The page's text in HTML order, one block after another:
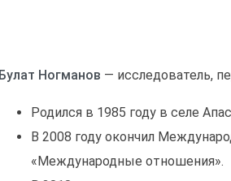
Булат Ногманов — исследователь,
Родился в 1985 году в селе
В 2008 году окончил
«Международные отношения».